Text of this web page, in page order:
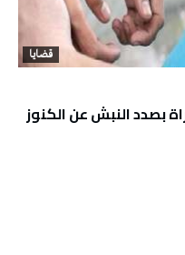
قضايا
إمراة بصدد النبش عن الكنوز